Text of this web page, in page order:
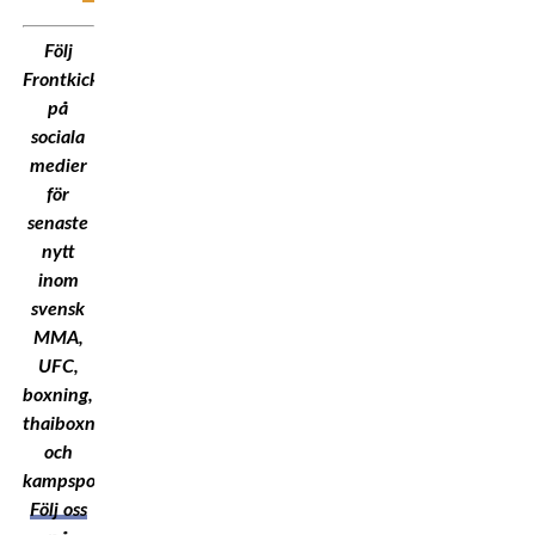
Följ
Frontkick.Online
på
sociala
medier
för
senaste
nytt
inom
svensk
MMA,
UFC,
boxning,
thaiboxning
och
kampsport!
Följ oss